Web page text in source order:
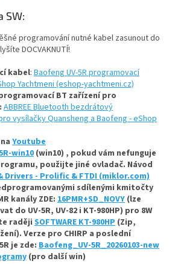
SW:
programování nutné kabel zasunout do
DOCVAKNUTÍ!
kabel: Baofeng UV-5R programovací
Yachtmeni (eshop-yachtmeni.cz)
BT zařízení pro
ABBREE Bluetooth bezdrátový
vysílačky Quansheng a Baofeng - eShop
Youtube
win10 (win10) , pokud vám nefunguje
použijte jiné ovladač. Návod
Drivers - Prolific & FTDI (miklor.com)
sdílenými kmitočty
kanály ZDE: 16PMR+SD_NOVY (lze
do UV-5R, UV-82 i KT-980HP) pro 8W
radějiSOFTWARE KT-980HP (Zip,
Verze pro CHIRP a poslední
je zde: Baofeng_UV-5R_20260103-new
(pro další win)